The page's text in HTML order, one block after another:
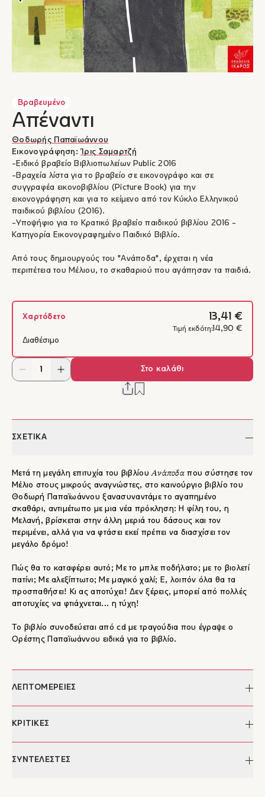
Βραβευμένο
Απέναντι
Θοδωρής Παπαϊωάννου
Εικονογράφηση:Ίρις Σαμαρτζή
-Ειδικό βραβείο Βιβλιοπωλείων Public 2016
-Βραχεία λίστα για το βραβείο σε εικονογράφο και σε
συγγραφέα εικονοβιβλίου (Picture Book) για την
εικονογράφηση και για το κείμενο από τον Κύκλο Ελληνικού
παιδικού βιβλίου (2016).
-Υποψήφιο για το Κρατικό βραβείο παιδικού βιβλίου 2016 -
Κατηγορία Εικονογραφημένο Παιδικό Βιβλίο.
Από τους δημιουργούς του "Ανάποδα", έρχεται η νέα
περιπέτεια του Μέλιου, το σκαθαριού που αγάπησαν τα παιδιά.
Χαρτόδετο 13,41 €
Τιμή εκδότη: 14,90 €
Διαθέσιμο
Στο καλάθι
ΣΧΕΤΙΚΑ
Μετά τη μεγάλη επιτυχία του βιβλίουΑνάποδα που σύστησε τον
Μέλιο στους μικρούς αναγνώστες, στο καινούργιο βιβλίο του
Θοδωρή Παπαϊωάννου ξανασυναντάμε το αγαπημένο
σκαθάρι, αντιμέτωπο με μια νέα πρόκληση: Η φίλη του, η
Μελανή, βρίσκεται στην άλλη μεριά του δάσους και τον
περιμένει, αλλά για να φτάσει εκεί πρέπει να διασχίσει τον
μεγάλο δρόμο!
Πώς θα το καταφέρει αυτό; Με το μπλε ποδήλατο; με το βιολετί
πατίνι; Με αλεξίπτωτο; Με μαγικό χαλί; Ε, λοιπόν όλα θα τα
προσπαθήσει! Κι ας αποτύχει! Δεν ξέρεις, μπορεί από πολλές
αποτυχίες να φτιάχνεται... η τύχη!
Το βιβλίο συνοδεύεται από cd με τραγούδια που έγραψε ο
Ορέστης Παπαϊωάννου ειδικά για το βιβλίο.
ΛΕΠΤΟΜΕΡΕΙΕΣ
Συγγραφέας:
Διαστάσεις:
ΚΡΙΤΙΚΕΣ
"...Το "Απέναντι" είναι ένα βιβλίο γεμάτο ζωή, σκέψεις,
ΣΥΝΤΕΛΕΣΤΕΣ